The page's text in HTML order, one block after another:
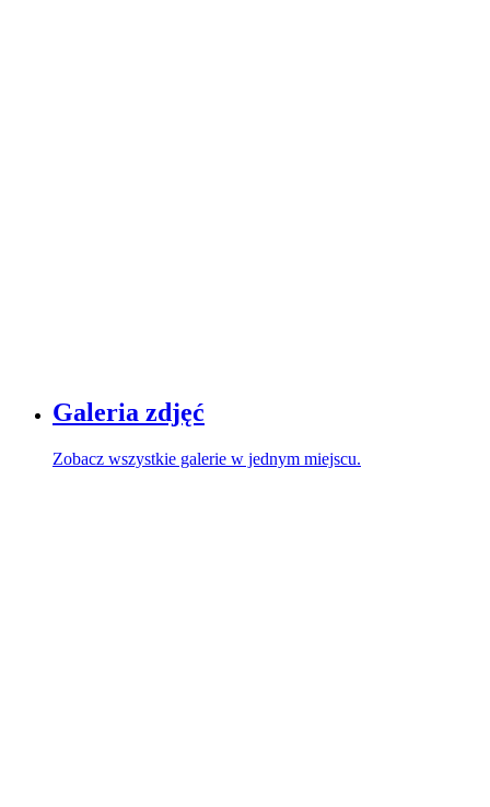
Galeria zdjęć
Zobacz wszystkie galerie w jednym miejscu.